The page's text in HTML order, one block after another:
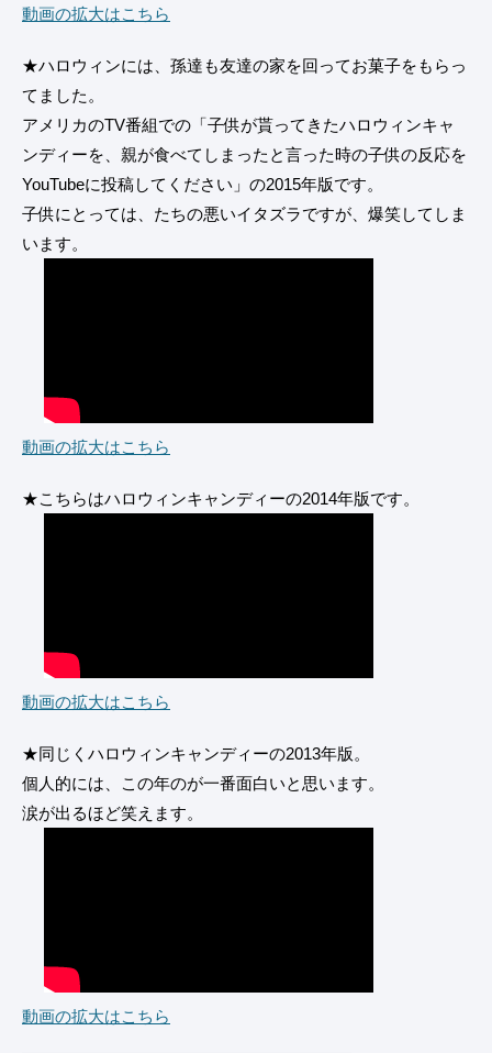
動画の拡大はこちら
★ハロウィンには、孫達も友達の家を回ってお菓子をもらっ
てました。
アメリカのTV番組での「子供が貰ってきたハロウィンキャ
ンディーを、親が食べてしまったと言った時の子供の反応を
YouTubeに投稿してください」の2015年版です。
子供にとっては、たちの悪いイタズラですが、爆笑してしま
います。
動画の拡大はこちら
★こちらはハロウィンキャンディーの2014年版です。
動画の拡大はこちら
★同じくハロウィンキャンディーの2013年版。
個人的には、この年のが一番面白いと思います。
涙が出るほど笑えます。
動画の拡大はこちら